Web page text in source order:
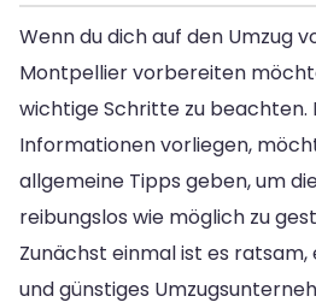
Wenn du dich auf den Umzug
Montpellier vorbereiten
wichtige Schritte zu beachten.
Informationen vorliegen,
allgemeine Tipps geben, um
reibungslos wie möglich zu
Zunächst einmal ist es ratsam,
und günstiges